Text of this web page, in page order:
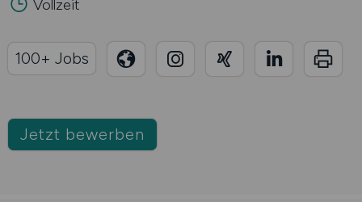
Vollzeit
Jetzt bewerben
100+ Jobs